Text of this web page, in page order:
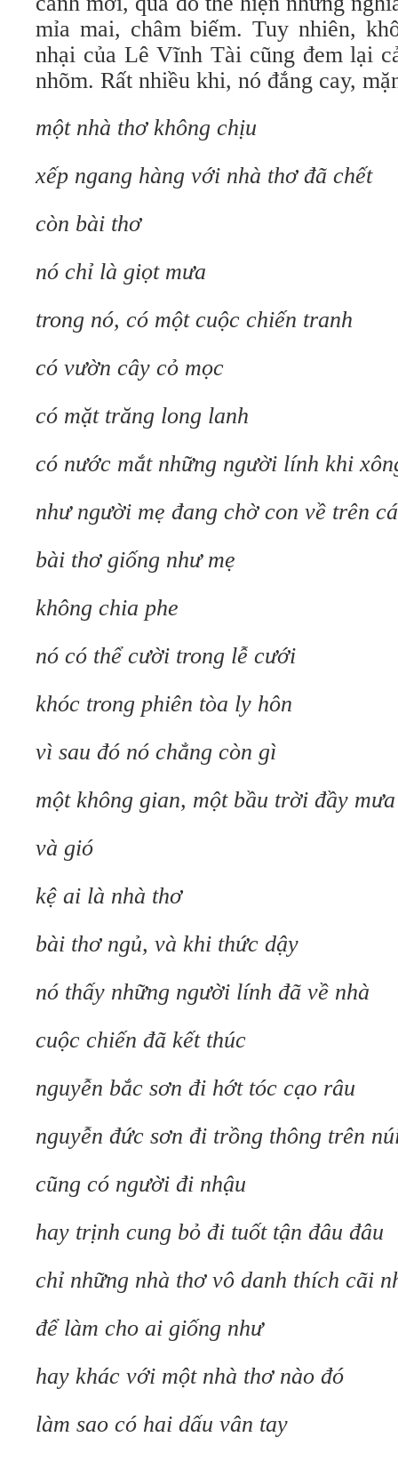
mỉa mai, châm biếm. Tuy nhiên,
nhại của Lê Vĩnh Tài cũng đem lại
nhõm. Rất nhiều khi, nó đắng cay,
một nhà thơ không chịu
xếp ngang hàng với nhà thơ đã chết
còn bài thơ
nó chỉ là giọt mưa
trong nó, có một cuộc chiến tranh
có vườn cây cỏ mọc
có mặt trăng long lanh
có nước mắt những người lính khi
như người mẹ đang chờ con về trên
bài thơ giống như mẹ
không chia phe
nó có thể cười trong lễ cưới
khóc trong phiên tòa ly hôn
vì sau đó nó chẳng còn gì
một không gian, một bầu trời đầy mưa
và gió
kệ ai là nhà thơ
bài thơ ngủ, và khi thức dậy
nó thấy những người lính đã về nhà
cuộc chiến đã kết thúc
nguyễn bắc sơn đi hớt tóc cạo râu
nguyễn đức sơn đi trồng thông trên
cũng có người đi nhậu
hay trịnh cung bỏ đi tuốt tận đâu đâu
chỉ những nhà thơ vô danh thích cãi
để làm cho ai giống như
hay khác với một nhà thơ nào đó
làm sao có hai dấu vân tay